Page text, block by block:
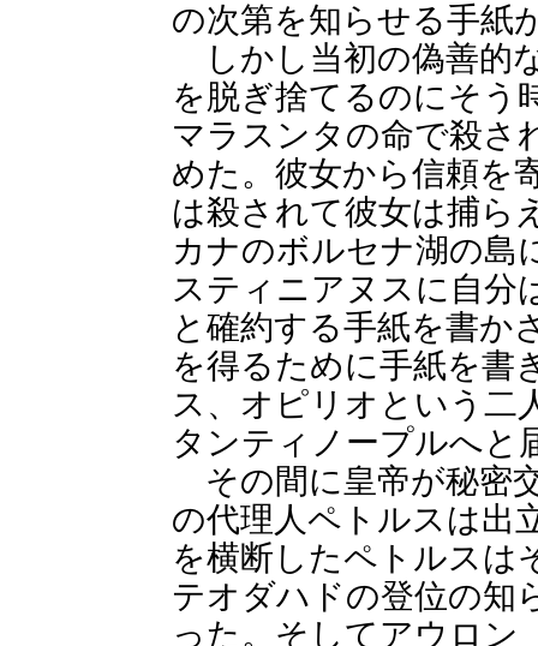
の次第を知らせる手紙
しかし当初の偽善的
を脱ぎ捨てるのにそう
マラスンタの命で殺さ
めた。彼女から信頼を
は殺されて彼女は捕ら
カナのボルセナ湖の島
スティニアヌスに自分
と確約する手紙を書か
を得るために手紙を書
ス、オピリオという二
タンティノープルへと
その間に皇帝が秘密
の代理人ペトルスは出
を横断したペトルスは
テオダハドの登位の知
った。そしてアウロン